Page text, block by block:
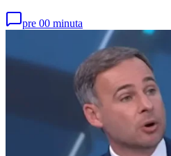
pre 00 minuta